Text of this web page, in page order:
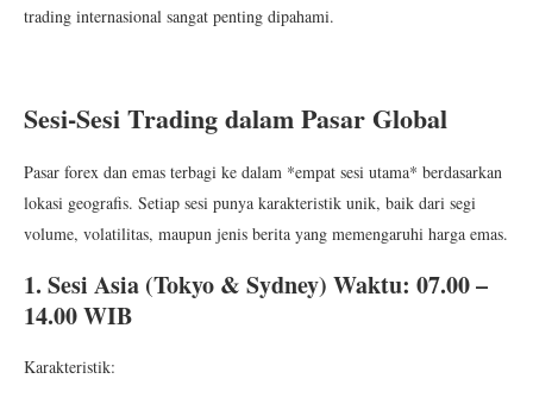
trading internasional sangat penting dipahami.
Sesi-Sesi Trading dalam Pasar Global
Pasar forex dan emas terbagi ke dalam *empat sesi utama* berdasarkan
lokasi geografis. Setiap sesi punya karakteristik unik, baik dari segi
volume, volatilitas, maupun jenis berita yang memengaruhi harga emas.
1. Sesi Asia (Tokyo & Sydney) Waktu: 07.00 –
14.00 WIB
Karakteristik: